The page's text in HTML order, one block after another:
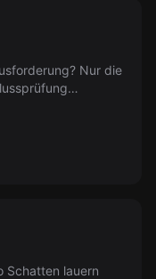
Nur die
der Wahrheit ist
Schatten lauern